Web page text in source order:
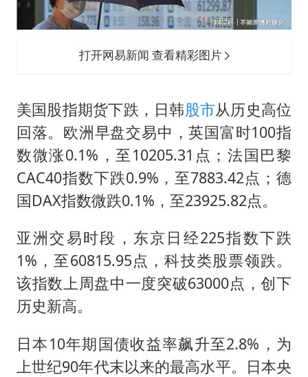
几元成本的AI广告导致千万市值蒸发
打开网易新闻 查看精彩图片
美国股指期货下跌，日韩股市从历史高位
回落。欧洲早盘交易中，英国富时100指
数微涨0.1%，至10205.31点；法国巴黎
CAC40指数下跌0.9%，至7883.42点；德
国DAX指数微跌0.1%，至23925.82点。
亚洲交易时段，东京日经225指数下跌
1%，至60815.95点，科技类股票领跌。
该指数上周盘中一度突破63000点，创下
历史新高。
日本10年期国债收益率飙升至2.8%，为
上世纪90年代末以来的最高水平。日本央